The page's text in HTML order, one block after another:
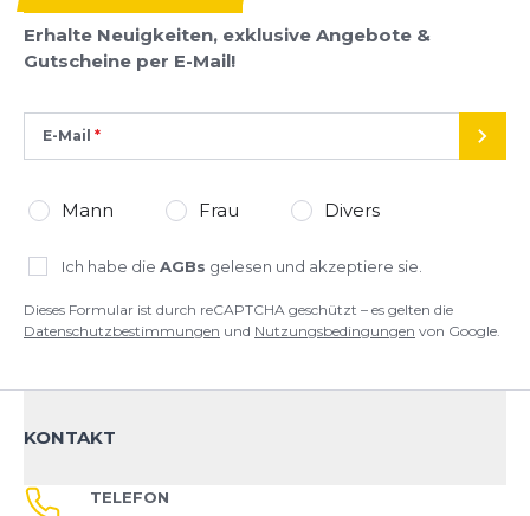
Datenschutzbestimmungenund
Google.
Erhalte Neuigkeiten, exklusive Angebote &
Gutscheine per E-Mail!
E-Mail
Mann Frau Divers
Ich habe die AGBs gelesen und akzeptiere sie.
Dieses Formular ist durch reCAPTCHA geschützt – es gelten die
Datenschutzbestimmungen und Nutzungsbedingungen von Google.
KONTAKT
TELEFON